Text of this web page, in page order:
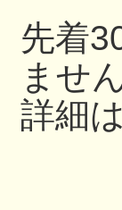
先着
ません
詳細は